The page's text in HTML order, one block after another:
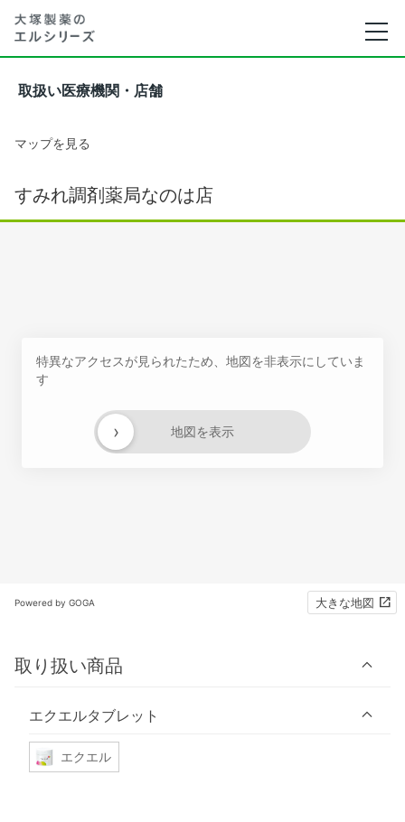
取扱い医療機関・店舗
マップを見る
すみれ調剤薬局なのは店
特異なアクセスが見られたため、地図を非表示にしていま
す
地図を表示
›
Powered by GOGA 大きな地図
取り扱い商品
エクエルタブレット
エクエル